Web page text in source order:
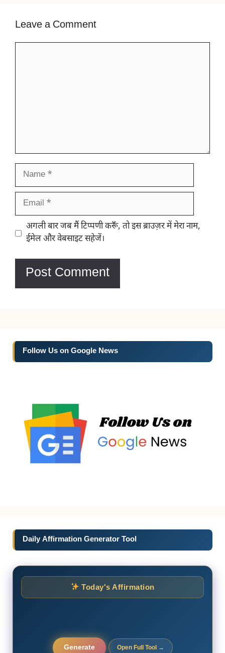
Leave a Comment
Name
Email
Website
अगली बार जब मैं टिप्पणी करूँ, तो इस ब्राउज़र में मेरा नाम,
ईमेल और वेबसाइट सहेजें।
Follow Us on Google News
Daily Affirmation Generator Tool
Today's Affirmation
Generate Open Full Tool →